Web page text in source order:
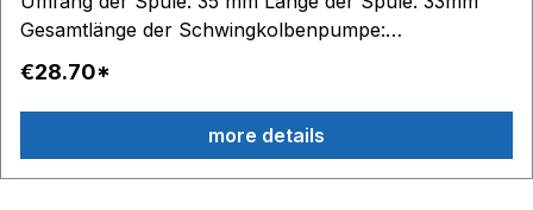
Gesamtlänge der Schwingkolbenpumpe:
€28.70*
more details